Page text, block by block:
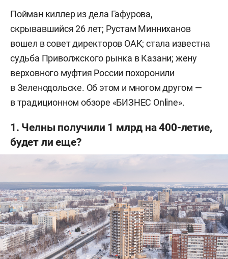
Пойман киллер из дела Гафурова,
скрывавшийся 26 лет; Рустам Минниханов
вошел в совет директоров ОАК; стала известна
судьба Приволжского рынка в Казани; жену
верховного муфтия России похоронили
в Зеленодольске. Об этом и многом другом —
в традиционном обзоре «БИЗНЕС Online».
1. Челны получили 1 млрд на 400-летие,
будет ли еще?